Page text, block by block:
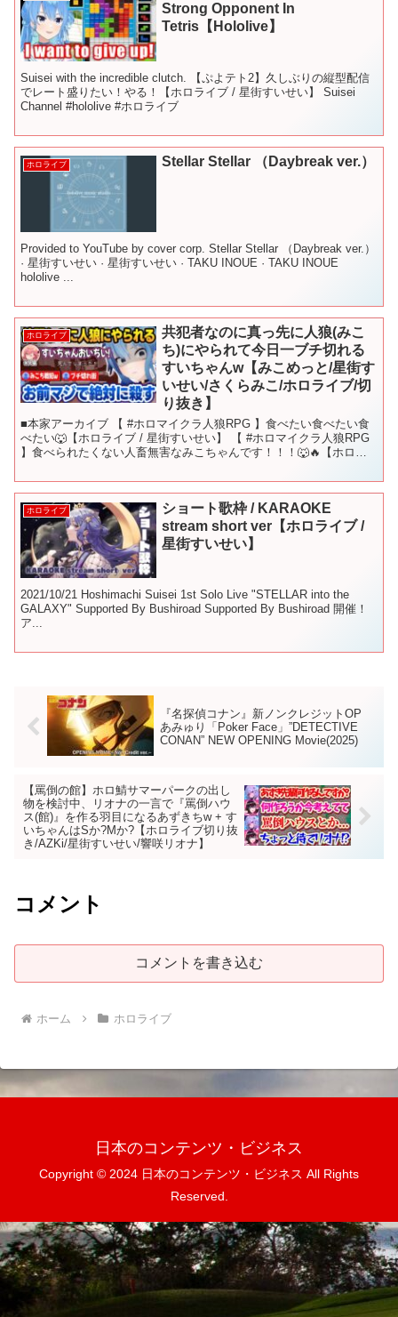
Strong Opponent In
Tetris【Hololive】
Suisei with the incredible clutch. 【ぷよテト2】久しぶりの縦型配信
でレート盛りたい！やる！【ホロライブ / 星街すいせい】 Suisei
Channel #hololive #ホロライブ
ホロライブ Stellar Stellar （Daybreak ver.）
Provided to YouTube by cover corp. Stellar Stellar （Daybreak ver.）
· 星街すいせい · 星街すいせい · TAKU INOUE · TAKU INOUE
hololive ...
ホロライブ
共犯者なのに真っ先に人狼(みこ
ち)にやられて今日一ブチ切れる
すいちゃんw【みこめっと/星街す
いせい/さくらみこ/ホロライブ/切
り抜き】
■本家アーカイブ 【 #ホロマイクラ人狼RPG 】食べたい食べたい食
べたい🐺【ホロライブ / 星街すいせい】 【 #ホロマイクラ人狼RPG
】食べられたくない人畜無害なみこちゃんです！！！🐺🔥【ホロラ
ホロライブ
ショート歌枠 / KARAOKE
stream short ver【ホロライブ /
星街すいせい】
2021/10/21 Hoshimachi Suisei 1st Solo Live "STELLAR into the
GALAXY" Supported By Bushiroad Supported By Bushiroad 開催！
ア...
『名探偵コナン』新ノンクレジットOP
あみゅり「Poker Face」”DETECTIVE
CONAN” NEW OPENING Movie(2025)
【罵倒の館】ホロ鯖サマーパークの出し
物を検討中、リオナの一言で『罵倒ハウ
ス(館)』を作る羽目になるあずきちw + す
いちゃんはSか?Mか?【ホロライブ切り抜
き/AZKi/星街すいせい/響咲リオナ】
コメント
コメントを書き込む
ホーム ホロライブ
日本のコンテンツ・ビジネス
Copyright © 2024 日本のコンテンツ・ビジネス All Rights
Reserved.